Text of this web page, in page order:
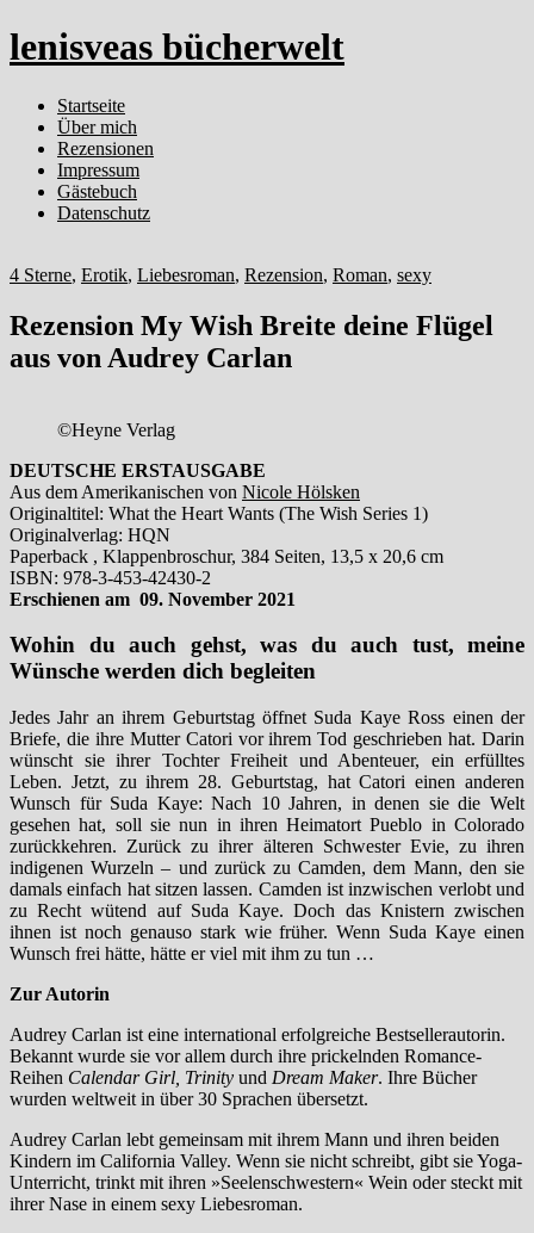
lenisveas bücherwelt
Startseite
Über mich
Rezensionen
Impressum
Gästebuch
Datenschutz
4 Sterne, Erotik, Liebesroman, Rezension, Roman, sexy
Rezension My Wish Breite deine Flügel
aus von Audrey Carlan
©Heyne Verlag
DEUTSCHE ERSTAUSGABE
Aus dem Amerikanischen von Nicole Hölsken
Originaltitel: What the Heart Wants (The Wish Series 1)
Originalverlag: HQN
Paperback , Klappenbroschur, 384 Seiten, 13,5 x 20,6 cm
ISBN: 978-3-453-42430-2
Erschienen am 09. November 2021
Wohin du auch gehst, was du auch tust, meine
Wünsche werden dich begleiten
Jedes Jahr an ihrem Geburtstag öffnet Suda Kaye Ross einen der
Briefe, die ihre Mutter Catori vor ihrem Tod geschrieben hat. Darin
wünscht sie ihrer Tochter Freiheit und Abenteuer, ein erfülltes
Leben. Jetzt, zu ihrem 28. Geburtstag, hat Catori einen anderen
Wunsch für Suda Kaye: Nach 10 Jahren, in denen sie die Welt
gesehen hat, soll sie nun in ihren Heimatort Pueblo in Colorado
zurückkehren. Zurück zu ihrer älteren Schwester Evie, zu ihren
indigenen Wurzeln – und zurück zu Camden, dem Mann, den sie
damals einfach hat sitzen lassen. Camden ist inzwischen verlobt und
zu Recht wütend auf Suda Kaye. Doch das Knistern zwischen
ihnen ist noch genauso stark wie früher. Wenn Suda Kaye einen
Wunsch frei hätte, hätte er viel mit ihm zu tun …
Zur Autorin
Audrey Carlan ist eine international erfolgreiche Bestsellerautorin.
Bekannt wurde sie vor allem durch ihre prickelnden Romance-
Reihen Calendar Girl, Trinity und Dream Maker. Ihre Bücher
wurden weltweit in über 30 Sprachen übersetzt.
Audrey Carlan lebt gemeinsam mit ihrem Mann und ihren beiden
Kindern im California Valley. Wenn sie nicht schreibt, gibt sie Yoga-
Unterricht, trinkt mit ihren »Seelenschwestern« Wein oder steckt mit
ihrer Nase in einem sexy Liebesroman.